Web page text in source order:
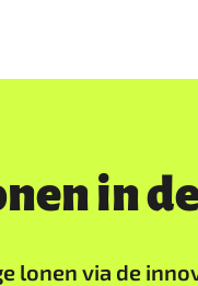
in
lonen via de